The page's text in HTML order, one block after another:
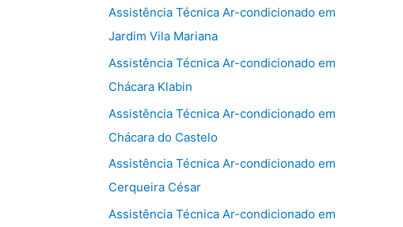
Assistência Técnica Ar-condicionado em
Jardim Vila Mariana
Assistência Técnica Ar-condicionado em
Chácara Klabin
Assistência Técnica Ar-condicionado em
Chácara do Castelo
Assistência Técnica Ar-condicionado em
Cerqueira César
Assistência Técnica Ar-condicionado em